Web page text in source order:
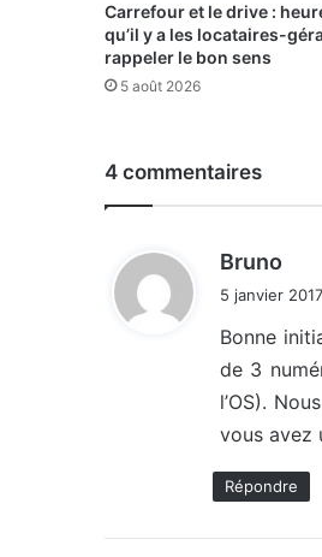
Carrefour et le drive :
qu’il y a les locataires-
rappeler le bon sens
5 août 2026
4 commentaires
Bruno
:
5 janvier
Bonne
de 3
l’OS).
vous avez
Répondre